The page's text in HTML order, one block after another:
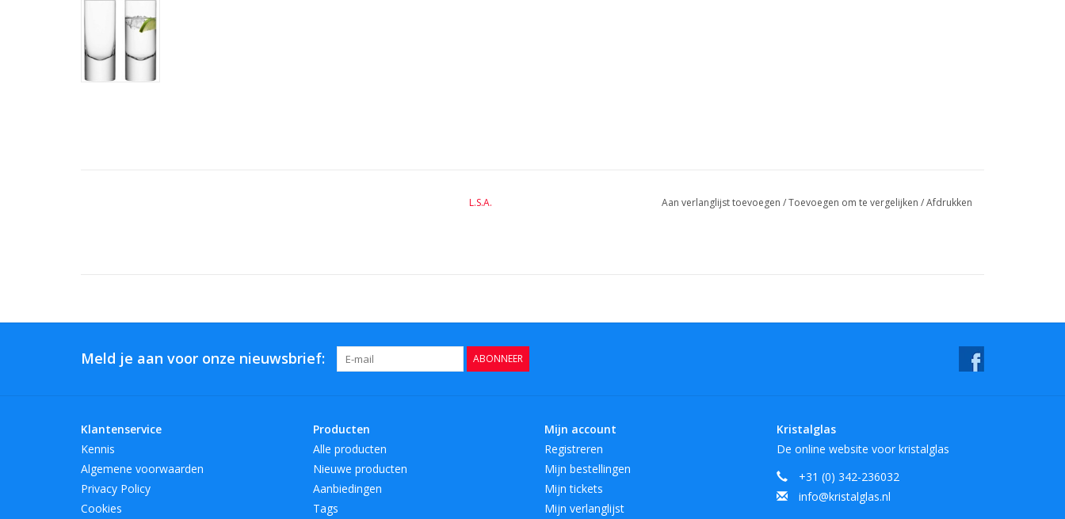
L.S.A. Aan verlanglijst toevoegen /Toevoegen om te vergelijken /Afdrukken
Meld je aan voor onze nieuwsbrief: ABONNEER
Klantenservice
Kennis
Algemene voorwaarden
Privacy Policy
Cookies
Producten
Alle producten
Nieuwe producten
Aanbiedingen
Tags
Mijn account
Registreren
Mijn bestellingen
Mijn tickets
Mijn verlanglijst
Kristalglas
De online website voor kristalglas
+31 (0) 342-236032
info@kristalglas.nl